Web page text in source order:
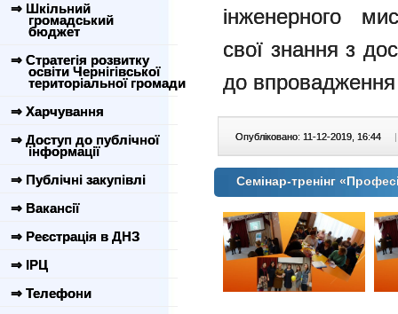
⇒ Шкільний
громадський
бюджет
⇒ Стратегія розвитку
освіти Чернігівської
територіальної громади
⇒ Харчування
⇒ Доступ до публічної
інформації
⇒ Публічні закупівлі
⇒ Вакансії
⇒ Реєстрація в ДНЗ
⇒ ІРЦ
⇒ Телефони
інженерного
свої знання з
до впровадження
Опубліковано: 11-12-2019, 16:44 |
Семінар-тренінг